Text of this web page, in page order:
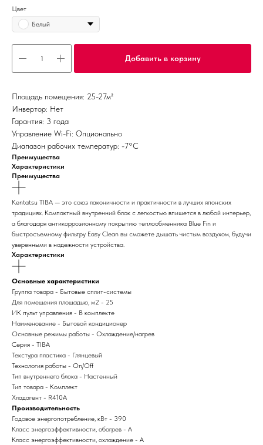
Цвет
Белый
Добавить в корзину
Площадь помещения: 25-27м²
Инвертор: Нет
Гарантия: 3 года
Управление Wi-Fi: Опционально
Диапазон рабочих температур: -7°С
Преимущества
Характеристики
Преимущества
Kentatsu TIBA — это союз лаконичности и практичности в лучших японских
традициях. Компактный внутренний блок с легкостью впишется в любой интерьер,
а благодаря антикоррозионному покрытию теплообменника Blue Fin и
быстросъемному фильтру Easy Clean вы сможете дышать чистым воздухом, будучи
уверенными в надежности устройства.
Характеристики
Основные характеристики
Группа товара - Бытовые сплит-системы
Для помещения площадью, м2 - 25
ИК пульт управления - В комплекте
Наименование - Бытовой кондиционер
Основные режимы работы - Охлаждение/нагрев
Серия - TIBA
Текстура пластика - Глянцевый
Технология работы - On/Off
Тип внутреннего блока - Настенный
Тип товара - Комплект
Хладагент - R410A
Производительность
Годовое энергопотребление, кВт - 390
Класс энергоэффективности, обогрев - A
Класс энергоэффективности, охлаждение - A